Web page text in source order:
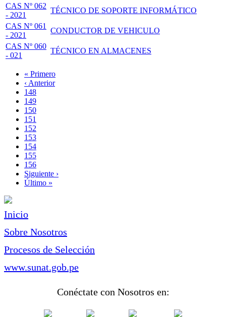
CAS Nº 062
- 2021
TÉCNICO DE SOPORTE INFORMÁTICO
CAS Nº 061
- 2021
CONDUCTOR DE VEHICULO
CAS Nº 060
- 021
TÉCNICO EN ALMACENES
Paginación
Primera
página
« Primero
Página
anterior
‹ Anterior
Page
148
Page
149
Page
150
Page
151
Página
actual
152
Page
153
Page
154
Page
155
Page
156
Siguiente
página
Siguiente ›
Última
Último »
Inicio
Sobre Nosotros
Procesos de Selección
www.sunat.gob.pe
Conéctate con Nosotros en: